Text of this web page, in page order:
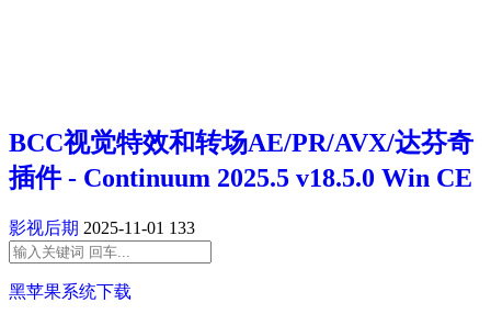
BCC视觉特效和转场AE/PR/AVX/达芬奇
插件 - Continuum 2025.5 v18.5.0 Win CE
影视后期 2025-11-01 133
黑苹果系统下载